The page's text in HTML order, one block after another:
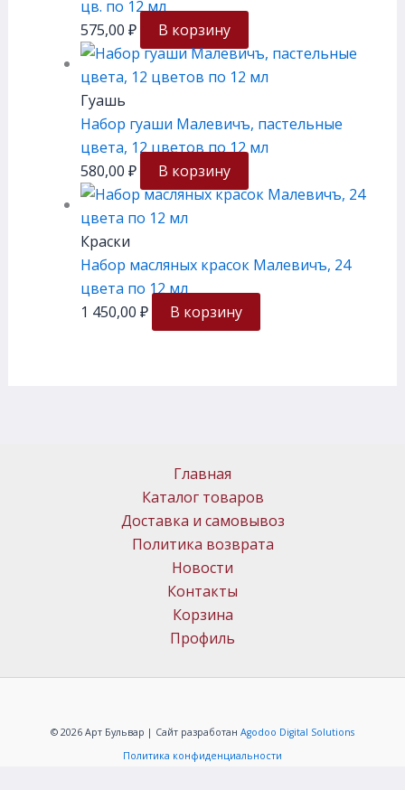
цв. по 12 мл
575,00 ₽ В корзину
Гуашь
Набор гуаши Малевичъ, пастельные
цвета, 12 цветов по 12 мл
580,00 ₽ В корзину
Краски
Набор масляных красок Малевичъ, 24
цвета по 12 мл
1 450,00 ₽ В корзину
Главная
Каталог товаров
Доставка и самовывоз
Политика возврата
Новости
Контакты
Корзина
Профиль
© 2026 Арт Бульвар | Сайт разработан Agodoo Digital Solutions
Политика конфиденциальности